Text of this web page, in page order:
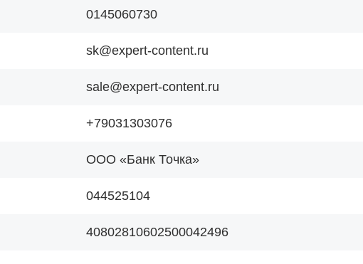
0145060730
sk@expert-сontent.ru
sale@expert-сontent.ru
+79031303076
ООО «Банк Точка»
044525104
40802810602500042496